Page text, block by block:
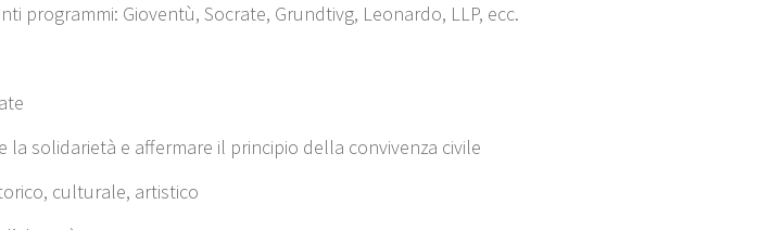
programmi: Gioventù, Socrate, Grundtivg, Leonardo, LLP, ecc.
solidarietà e affermare il principio della convivenza civile
culturale, artistico